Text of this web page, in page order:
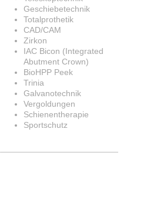
Geschiebetechnik
Totalprothetik
CAD/CAM
Zirkon
IAC Bicon (Integrated
Abutment Crown)
BioHPP Peek
Trinia
Galvanotechnik
Vergoldungen
Schienentherapie
Sportschutz